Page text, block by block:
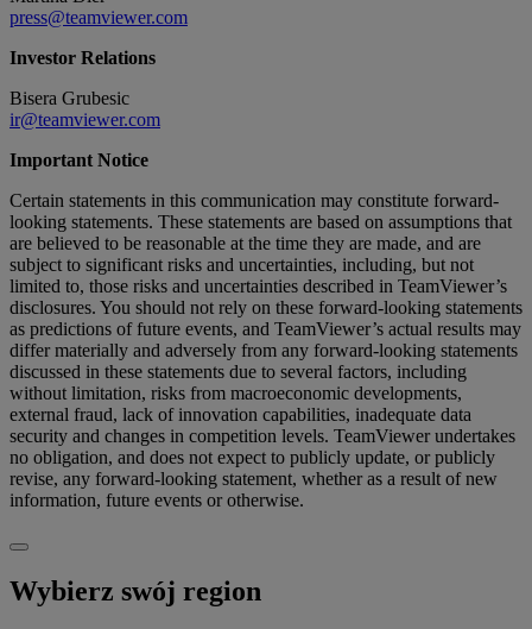
press@teamviewer.com
Investor Relations
Bisera Grubesic
ir@teamviewer.com
Important Notice
Certain statements in this communication may constitute forward-
looking statements. These statements are based on assumptions that
are believed to be reasonable at the time they are made, and are
subject to significant risks and uncertainties, including, but not
limited to, those risks and uncertainties described in TeamViewer’s
disclosures. You should not rely on these forward-looking statements
as predictions of future events, and TeamViewer’s actual results may
differ materially and adversely from any forward-looking statements
discussed in these statements due to several factors, including
without limitation, risks from macroeconomic developments,
external fraud, lack of innovation capabilities, inadequate data
security and changes in competition levels. TeamViewer undertakes
no obligation, and does not expect to publicly update, or publicly
revise, any forward-looking statement, whether as a result of new
information, future events or otherwise.
Wybierz swój region